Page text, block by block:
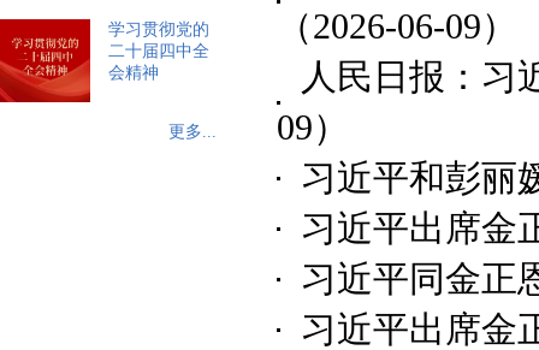
学习贯彻党的
二十届四中全
会精神
更多...
（2026-06-09）
人民日报：习
09）
习近平和彭丽
习近平出席金
习近平同金正
习近平出席金